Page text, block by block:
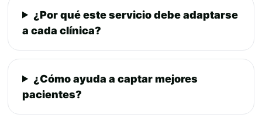
¿Por qué este servicio debe adaptarse
a cada clínica?
¿Cómo ayuda a captar mejores
pacientes?